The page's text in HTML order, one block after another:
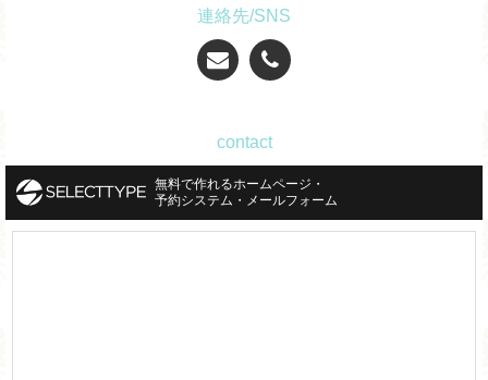
連絡先/SNS
contact